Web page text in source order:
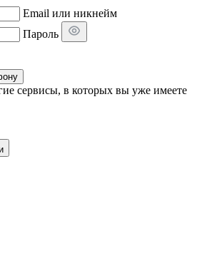
Email или никнейм
Пароль
сервисы, в которых вы уже имеете